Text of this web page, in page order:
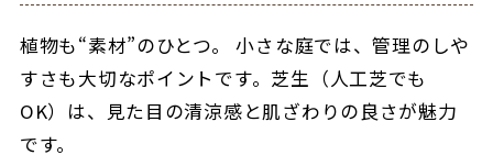
植物も“素材”のひとつ。 小さな庭では、管理のしや
すさも大切なポイントです。 芝生（人工芝でも
OK）は、見た目の清涼感と肌ざわりの良さが魅力
です。